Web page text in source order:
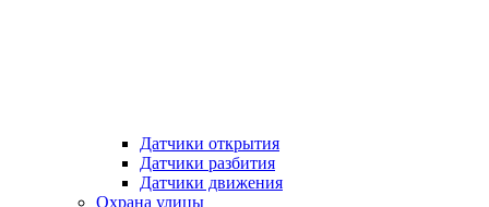
Датчики открытия
Датчики разбития
Датчики движения
Охрана улицы